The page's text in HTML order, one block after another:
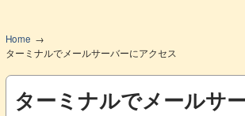
Home
ターミナルでメールサーバーにアクセス
ターミナルでメールサ